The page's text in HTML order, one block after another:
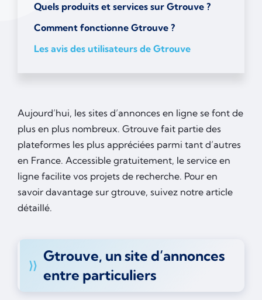
Quels produits et services sur Gtrouve ?
Comment fonctionne Gtrouve ?
Les avis des utilisateurs de Gtrouve
Aujourd’hui, les sites d’annonces en ligne se font de
plus en plus nombreux. Gtrouve fait partie des
plateformes les plus appréciées parmi tant d’autres
en France. Accessible gratuitement, le service en
ligne facilite vos projets de recherche. Pour en
savoir davantage sur gtrouve, suivez notre article
détaillé.
Gtrouve, un site d’annonces
entre particuliers